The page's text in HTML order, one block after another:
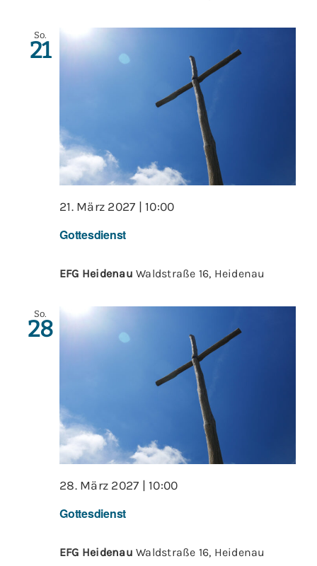
So.
21
Gottesdienst
21. März 2027 | 10:00
EFG HeidenauWaldstraße 16, Heidenau
So.
28
Gottesdienst
28. März 2027 | 10:00
EFG HeidenauWaldstraße 16, Heidenau